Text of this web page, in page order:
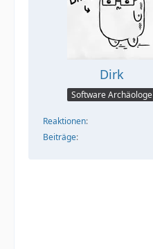
Dirk
Software Archäologe
Reaktionen
Beiträge